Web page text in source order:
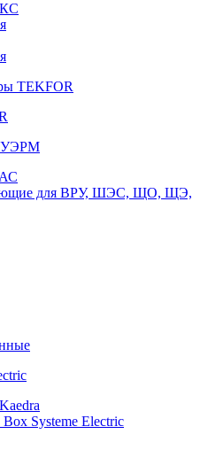
TEKFOR
УЭРМ
для ВРУ, ШЭС, ЩО, ЩЭ,
Systeme Electric